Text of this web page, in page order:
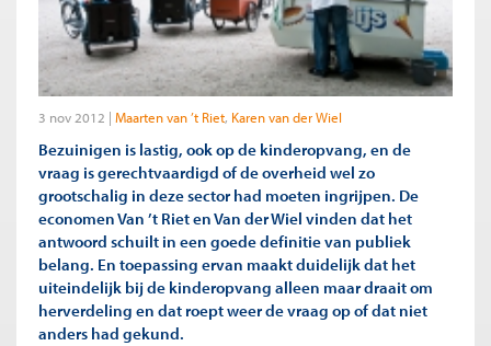
3 nov 2012 Maarten van ’t Riet Karen van der Wiel
Bezuinigen is lastig, ook op de kinderopvang, en de
vraag is gerechtvaardigd of de overheid wel zo
grootschalig in deze sector had moeten ingrijpen. De
economen Van ’t Riet en Van der Wiel vinden dat het
antwoord schuilt in een goede definitie van publiek
belang. En toepassing ervan maakt duidelijk dat het
uiteindelijk bij de kinderopvang alleen maar draait om
herverdeling en dat roept weer de vraag op of dat niet
anders had gekund.